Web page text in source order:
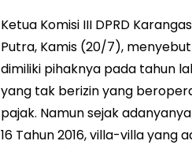
Ketua Komisi III DPRD
Putra, Kamis (20/7),
dimiliki pihaknya pada tahun
yang tak berizin yang
pajak. Namun sejak
16 Tahun 2016, villa-villa yang